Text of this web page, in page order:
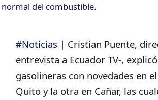
normal del combustible.
#Noticias | Cristian Puente,
entrevista a Ecuador TV-,
gasolineras con novedades en
Quito y la otra en Cañar, las